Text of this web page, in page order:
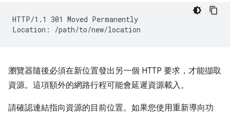
HTTP/1.1 301 Moved Permanently
瀏覽器隨後必須在新位置發出另一個 HTTP 要求，才能擷取
資源。這項額外的網路行程可能會延遲資源載入。
請確認連結指向資源的目前位置。如果您使用重新導向功